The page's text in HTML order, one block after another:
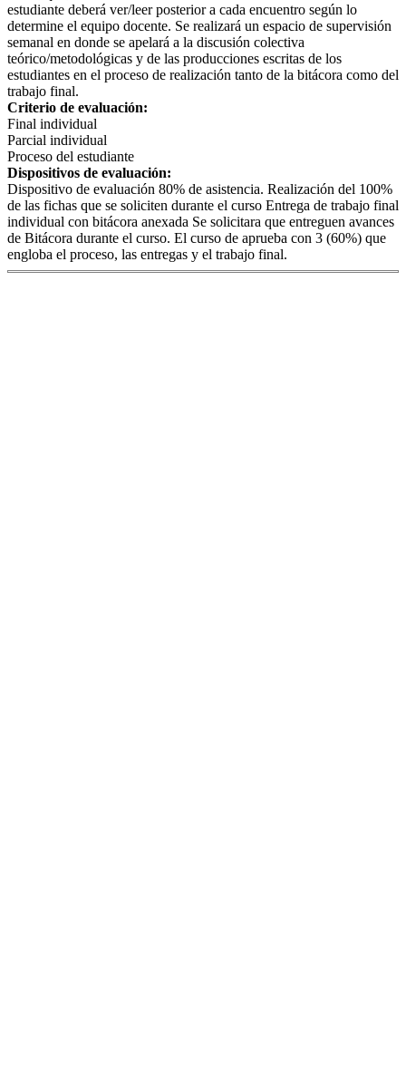
estudiante deberá ver/leer posterior a cada encuentro según lo
determine el equipo docente. Se realizará un espacio de supervisión
semanal en donde se apelará a la discusión colectiva
teórico/metodológicas y de las producciones escritas de los
estudiantes en el proceso de realización tanto de la bitácora como del
trabajo final.
Criterio de evaluación:
Final individual
Parcial individual
Proceso del estudiante
Dispositivos de evaluación:
Dispositivo de evaluación 80% de asistencia. Realización del 100%
de las fichas que se soliciten durante el curso Entrega de trabajo final
individual con bitácora anexada Se solicitara que entreguen avances
de Bitácora durante el curso. El curso de aprueba con 3 (60%) que
engloba el proceso, las entregas y el trabajo final.